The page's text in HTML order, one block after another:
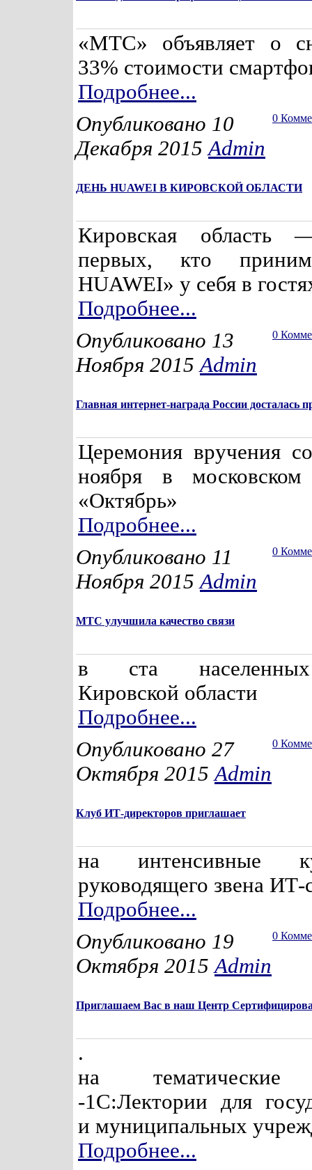
«МТС» объявляет о
33% стоимости
Подробнее...
0
Опубликовано 10
Декабря 2015Admin
ДЕНЬ HUAWEI В КИРОВСКОЙ ОБЛАСТИ
Кировская
первых, кто
HUAWEI» у себя в
Подробнее...
0
Опубликовано 13
Ноября 2015Admin
Главная интернет-награда России досталась
Церемония вручения
ноября в московском
«Октябрь»
Подробнее...
0
Опубликовано 11
Ноября 2015Admin
МТС улучшила качество связи
в ста
Кировской области
Подробнее...
0
Опубликовано 27
Октября 2015Admin
Клуб ИТ-директоров приглашает
на интенсивные
руководящего звена
Подробнее...
0
Опубликовано 19
Октября 2015Admin
Приглашаем Вас в наш Центр
.
на тематические
-1С:Лектории для
и муниципальных
Подробнее...